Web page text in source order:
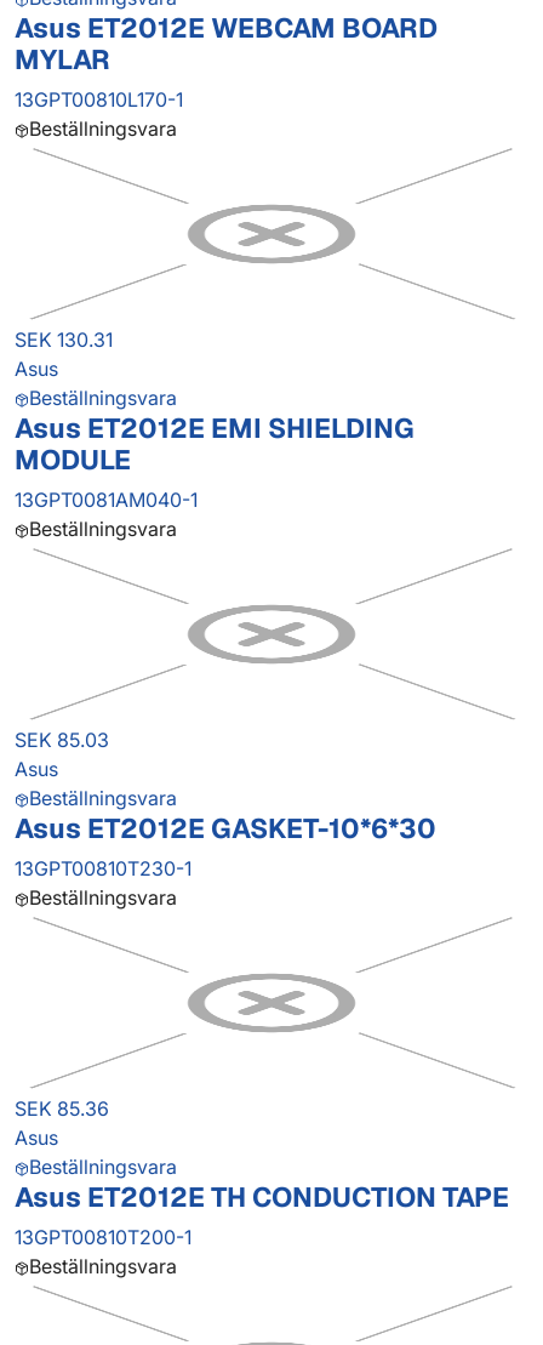
Asus ET2012E WEBCAM BOARD
MYLAR
13GPT00810L170-1
Beställningsvara
SEK 130.31
Asus
Beställningsvara
Asus ET2012E EMI SHIELDING
MODULE
13GPT0081AM040-1
Beställningsvara
SEK 85.03
Asus
Beställningsvara
Asus ET2012E GASKET-10*6*30
13GPT00810T230-1
Beställningsvara
SEK 85.36
Asus
Beställningsvara
Asus ET2012E TH CONDUCTION TAPE
13GPT00810T200-1
Beställningsvara